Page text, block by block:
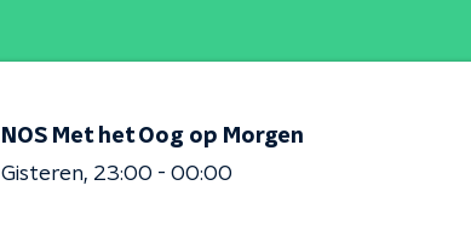
NOS Met het Oog op Morgen
Gisteren 23:00 - 00:00